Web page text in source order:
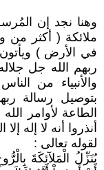
وهنا نجد إن
ملائكة ( أكثر
في الأرض )
ربهم الله جل
والأنبياء من
بتوصيل رسالة
الطاعة لأوامر
أنذروا أنه لا إله
لقوله تعالى :
يُنَزِّلُ الْمَلآئِكَةَ